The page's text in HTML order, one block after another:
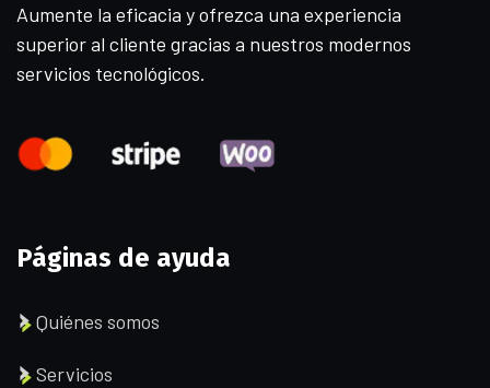
Aumente la eficacia y ofrezca una experiencia
superior al cliente gracias a nuestros modernos
servicios tecnológicos.
Páginas de ayuda
Quiénes somos
Servicios